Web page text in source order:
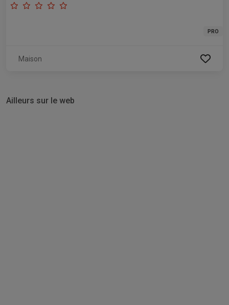
PRO
Maison
Ailleurs sur le web